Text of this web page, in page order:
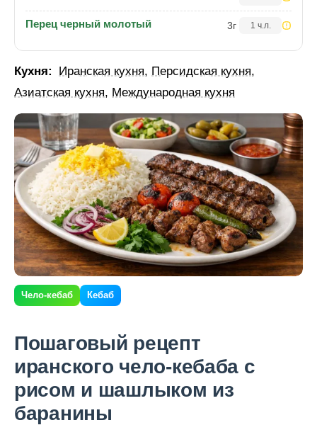
Перец черный молотый 3г 1 ч.л.
Кухня: Иранская кухня, Персидская кухня,
Азиатская кухня, Международная кухня
Чело-кебаб Кебаб
Пошаговый рецепт
иранского чело-кебаба с
рисом и шашлыком из
баранины